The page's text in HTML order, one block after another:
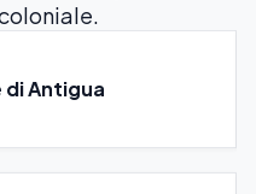
di Antigua